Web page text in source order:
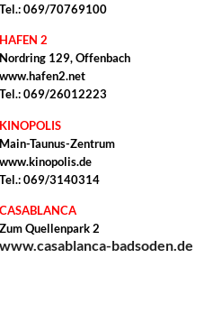
Tel.: 069/70769100
HAFEN 2
Nordring 129, Offenbach
www.hafen2.net
Tel.: 069/26012223
KINOPOLIS
Main-Taunus-Zentrum
www.kinopolis.de
Tel.: 069/3140314
CASABLANCA
Zum Quellenpark 2
www.casablanca-badsoden.de